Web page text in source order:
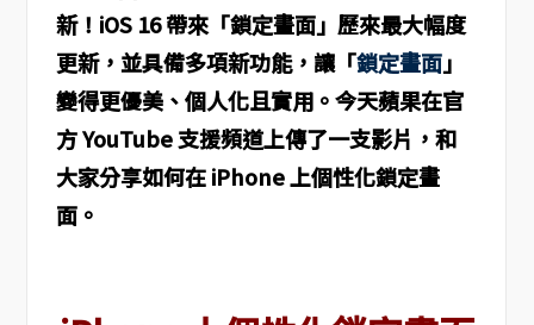
新！iOS 16 帶來「鎖定畫面」歷來最大幅度
更新，並具備多項新功能，讓「鎖定畫面」
變得更優美、個人化且實用。今天蘋果在官
方 YouTube 支援頻道上傳了一支影片，和
大家分享如何在 iPhone 上個性化鎖定畫
面。